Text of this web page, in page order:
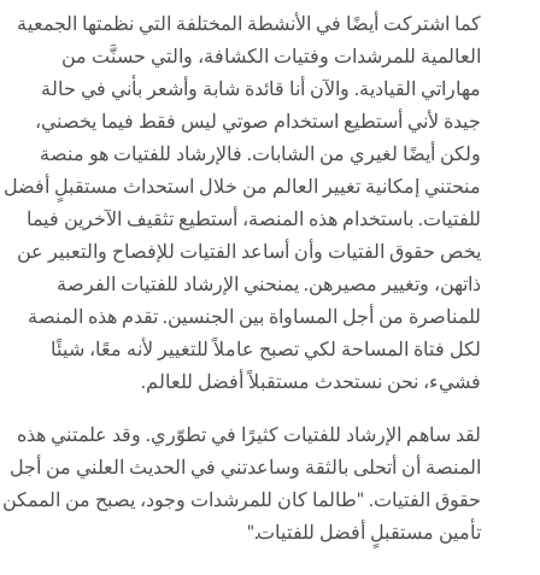
كما اشتركت أيضًا في الأنشطة المختلفة التي نظمتها الجمعية
العالمية للمرشدات وفتيات الكشافة، والتي حسنَّت من
مهاراتي القيادية. والآن أنا قائدة شابة وأشعر بأني في حالة
جيدة لأني أستطيع استخدام صوتي ليس فقط فيما يخصني،
ولكن أيضًا لغيري من الشابات. فالإرشاد للفتيات هو منصة
منحتني إمكانية تغيير العالم من خلال استحداث مستقبلٍ أفضل
للفتيات. باستخدام هذه المنصة، أستطيع تثقيف الآخرين فيما
يخص حقوق الفتيات وأن أساعد الفتيات للإفصاح والتعبير عن
ذاتهن، وتغيير مصيرهن. يمنحني الإرشاد للفتيات الفرصة
للمناصرة من أجل المساواة بين الجنسين. تقدم هذه المنصة
لكل فتاة المساحة لكي تصبح عاملاً للتغيير لأنه معًا، شيئًا
فشيء، نحن نستحدث مستقبلاً أفضل للعالم.
لقد ساهم الإرشاد للفتيات كثيرًا في تطوّري. وقد علمتني هذه
المنصة أن أتحلى بالثقة وساعدتني في الحديث العلني من أجل
حقوق الفتيات. "طالما كان للمرشدات وجود، يصبح من الممكن
تأمين مستقبلٍ أفضل للفتيات."